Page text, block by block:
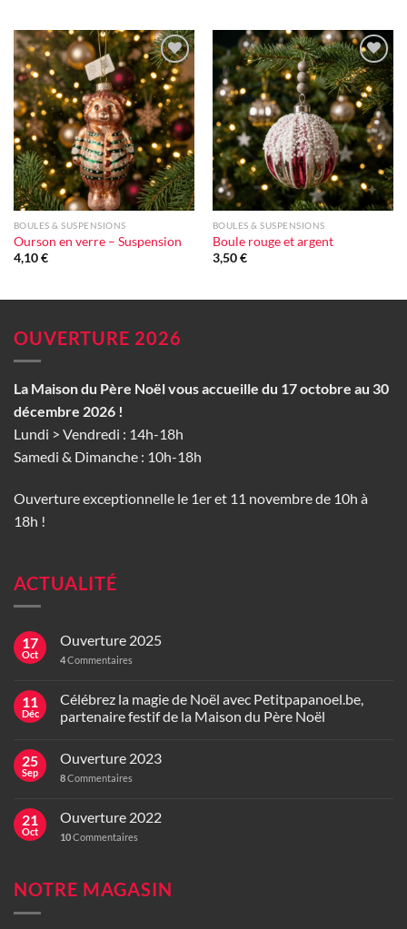
Ajouter
à la liste
d'envie
BOULES & SUSPENSIONS
Ourson en verre – Suspension
4,10€
Ajouter
à la liste
d'envie
BOULES & SUSPENSIONS
Boule rouge et argent
3,50€
OUVERTURE 2026
La Maison du Père Noël vous accueille du 17 octobre au 30
décembre 2026 !
Lundi > Vendredi : 14h-18h
Samedi & Dimanche : 10h-18h
Ouverture exceptionnelle le 1er et 11 novembre de 10h à
18h !
ACTUALITÉ
17
Oct
Ouverture 2025
4Commentaires
11
Déc
Célébrez la magie de Noël avec Petitpapanoel.be,
partenaire festif de la Maison du Père Noël
25
Sep
Ouverture 2023
8Commentaires
21
Oct
Ouverture 2022
10Commentaires
NOTRE MAGASIN